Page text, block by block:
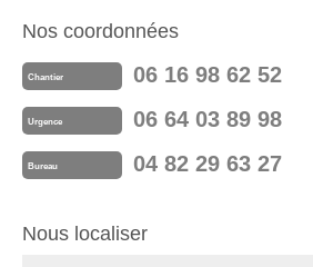
Nos coordonnées
Chantier 06 16 98 62 52
Urgence 06 64 03 89 98
Bureau 04 82 29 63 27
Nous localiser